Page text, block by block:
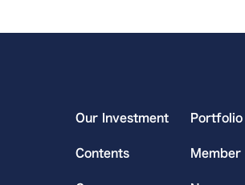
Our Investment Portfolio
Contents Member